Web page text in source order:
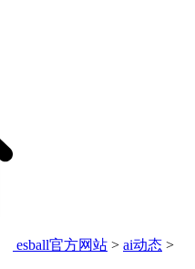
esball官方网站 > ai动态 >